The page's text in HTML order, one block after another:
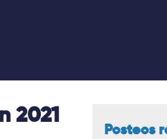
2021
Posteos